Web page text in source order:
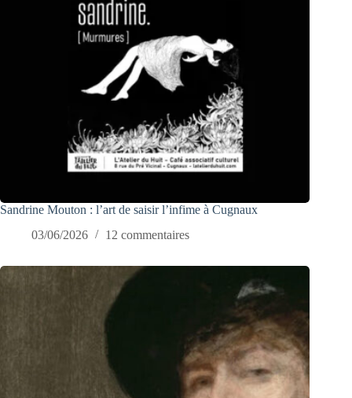
Sandrine Mouton : l’art de saisir l’infime à Cugnaux
03/06/2026
12 commentaires